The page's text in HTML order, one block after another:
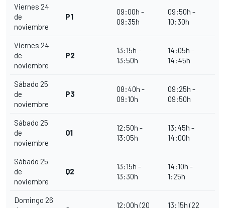
Viernes 24
de
noviembre
P1
09:00h -
09:35h
09:50h -
10:30h
Viernes 24
de
noviembre
P2
13:15h -
13:50h
14:05h -
14:45h
Sábado 25
de
noviembre
P3
08:40h -
09:10h
09:25h -
09:50h
Sábado 25
de
noviembre
Q1
12:50h -
13:05h
13:45h -
14:00h
Sábado 25
de
noviembre
Q2
13:15h -
13:30h
14:10h -
1:25h
Domingo 26
12:00h (20 13:15h (22